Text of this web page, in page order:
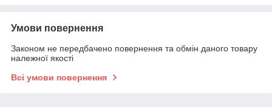
Умови повернення
Законом не передбачено повернення та обмін даного товару
належної якості
Всі умови повернення